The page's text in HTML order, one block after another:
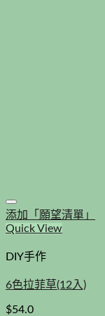
添加「願望清單」
Quick View
DIY手作
6色拉菲草(12入)
$54.0